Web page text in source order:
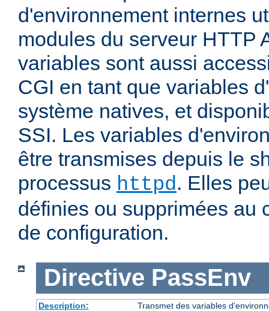
d'environnement internes
modules du serveur HTTP
variables sont aussi
CGI en tant que variables
système natives, et
SSI. Les variables
être transmises depuis le
processus httpd. Elles
définies ou supprimées au
de configuration.
Directive PassEnv
Description:
Transmet des variables